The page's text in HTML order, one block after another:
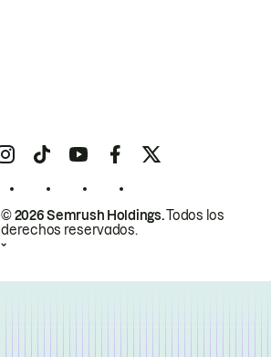
© 2026 Semrush Holdings.Todos los
derechos reservados.